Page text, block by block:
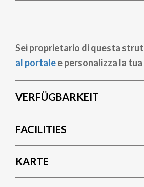
Sei proprietario di questa
al portalee personalizza la
VERFÜGBARKEIT
FACILITIES
KARTE